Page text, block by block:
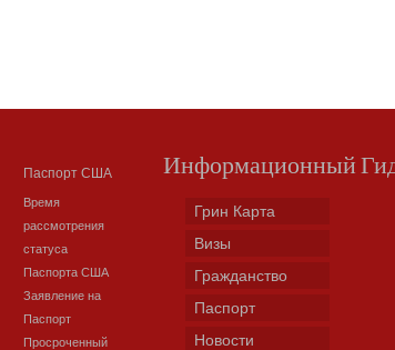
Паспорт США
Время
рассмотрения
статуса
Паспорта США
Заявление на
Паспорт
Просроченный
Информационный
Грин Карта
Визы
Гражданство
Паспорт
Новости